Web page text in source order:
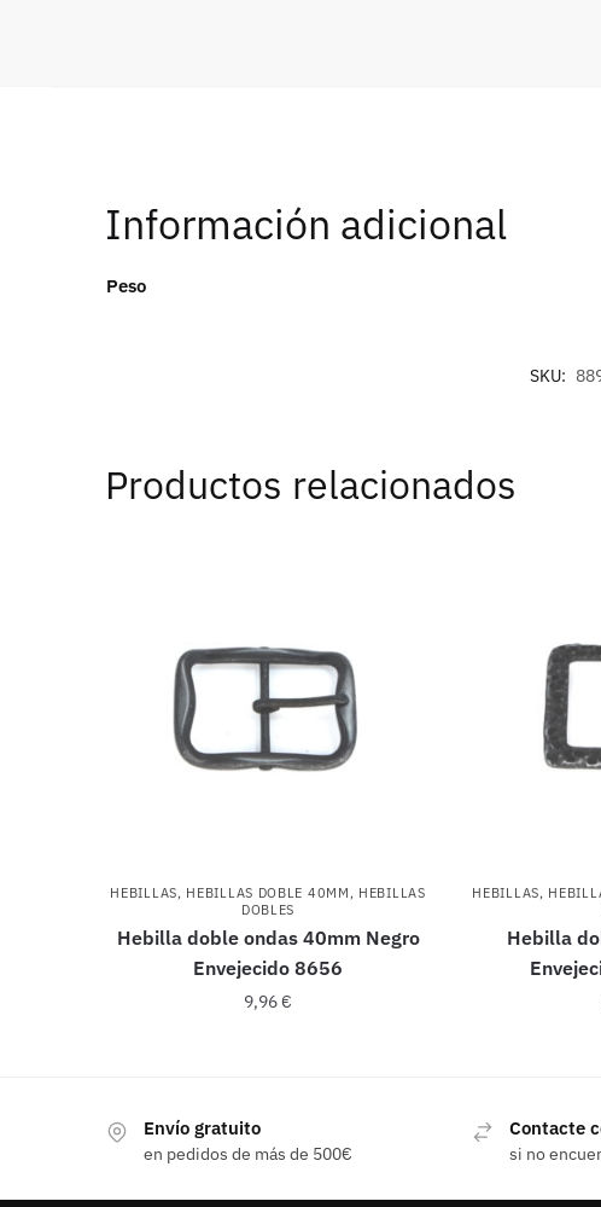
Información adicional
Peso
SKU:
Productos relacionados
HEBILLAS, HEBILLAS DOBLE 40MM , HEBILLAS
DOBLES
Hebilla doble ondas 40mm Negro
Envejecido 8656
9,96€
HEBILLAS,
Hebilla
Envío gratuito
en pedidos de más de 500€
Contacte
si no